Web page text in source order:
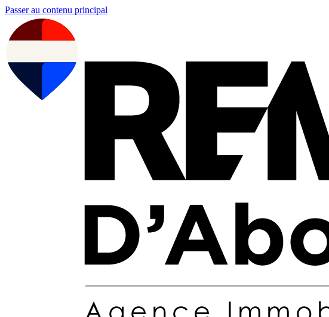
Passer au contenu principal